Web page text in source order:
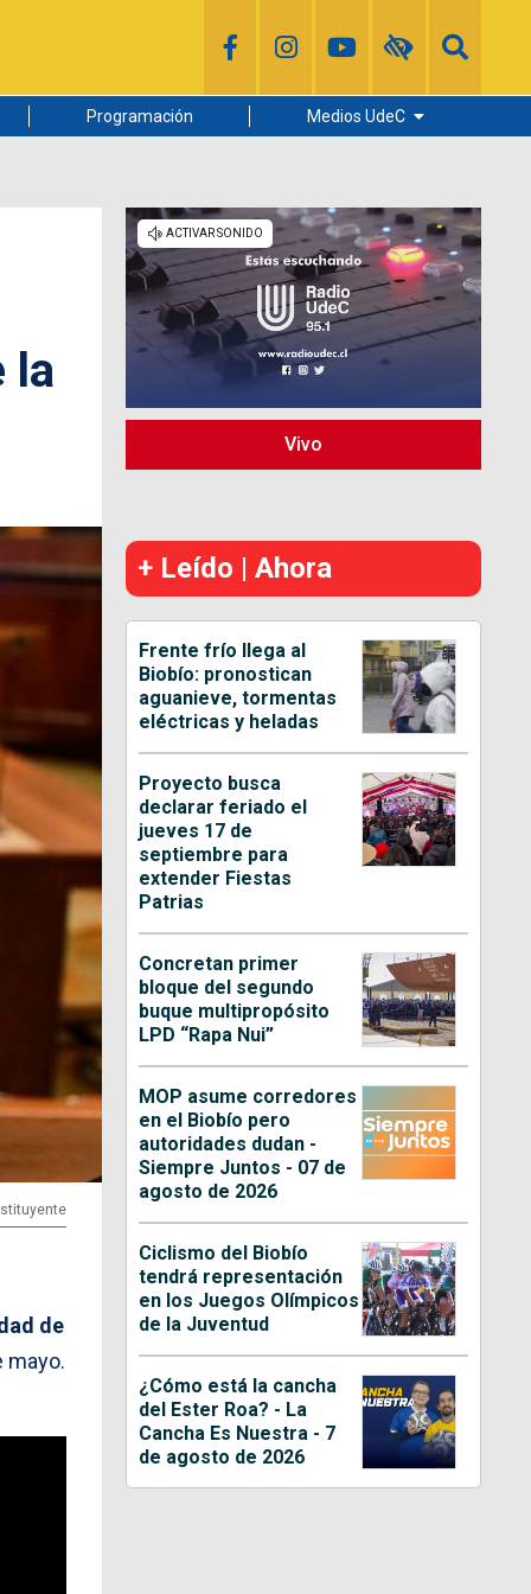
Programación Medios UdeC
Radio UdeC
Noticias UdeC
La Discusión
la
de
mayo.
Vivo
+ Leído | Ahora
Frente frío llega al
Biobío: pronostican
aguanieve, tormentas
eléctricas y heladas
Proyecto busca
declarar feriado el
jueves 17 de
septiembre para
extender Fiestas
Patrias
Concretan primer
bloque del segundo
buque multipropósito
LPD “Rapa Nui”
MOP asume corredores
en el Biobío pero
autoridades dudan -
Siempre Juntos - 07 de
agosto de 2026
Ciclismo del Biobío
tendrá representación
en los Juegos Olímpicos
de la Juventud
¿Cómo está la cancha
del Ester Roa? - La
Cancha Es Nuestra - 7
de agosto de 2026